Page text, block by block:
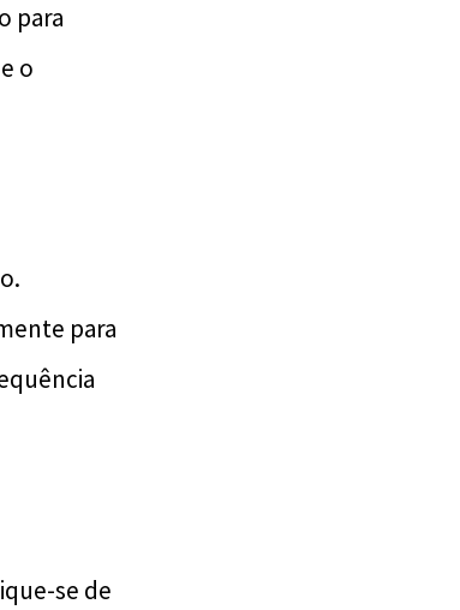
para
o
para
se de